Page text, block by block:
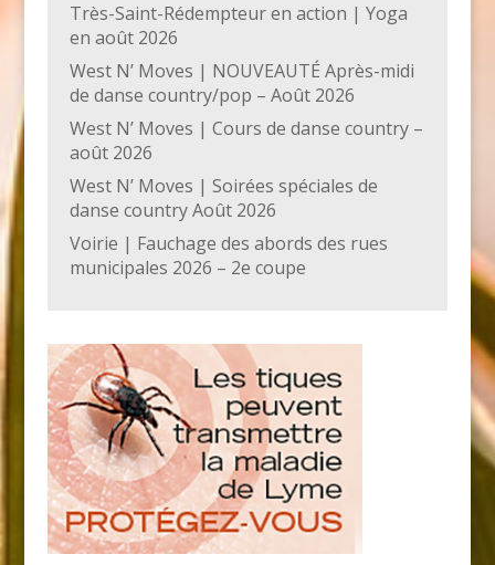
Très-Saint-Rédempteur en action | Yoga
en août 2026
West N’ Moves | NOUVEAUTÉ Après-midi
de danse country/pop – Août 2026
West N’ Moves | Cours de danse country –
août 2026
West N’ Moves | Soirées spéciales de
danse country Août 2026
Voirie | Fauchage des abords des rues
municipales 2026 – 2e coupe